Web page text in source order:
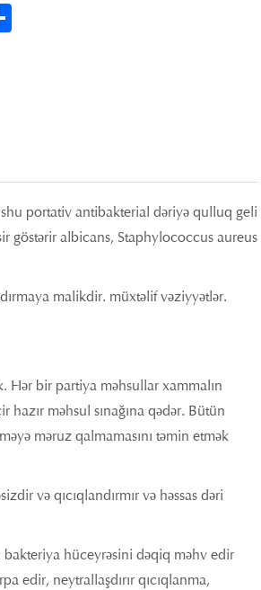
Share
portativ antibakterial dəriyə qulluq geli
göstərir albicans, Staphylococcus aureus
malikdir. müxtəlif vəziyyətlər.
Hər bir partiya məhsullar xammalın
məhsul sınağına qədər. Bütün
məruz qalmamasını təmin etmək
və qıcıqlandırmır və həssas dəri
bakteriya hüceyrəsini dəqiq məhv edir
edir, neytrallaşdırır qıcıqlanma,